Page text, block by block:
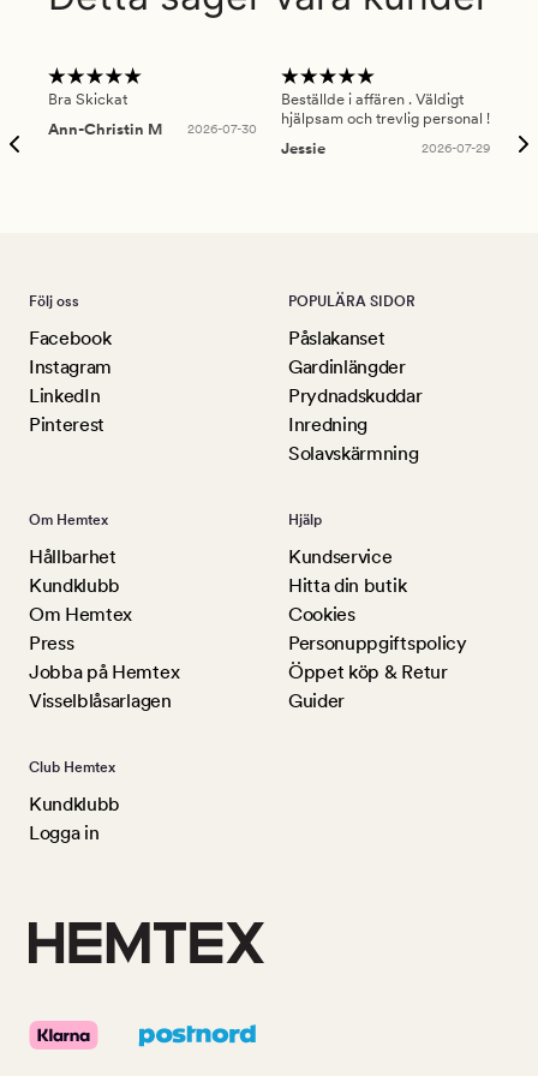
Bra Skickat
Ann-Christin M
2026-07-30
Beställde i affären . Väldigt
hjälpsam och trevlig personal !
Jessie
2026-07-29
Följ oss
Facebook
Instagram
LinkedIn
Pinterest
POPULÄRA SIDOR
Påslakanset
Gardinlängder
Prydnadskuddar
Inredning
Solavskärmning
Om Hemtex
Hållbarhet
Kundklubb
Om Hemtex
Press
Jobba på Hemtex
Visselblåsarlagen
Hjälp
Kundservice
Hitta din butik
Cookies
Personuppgiftspolicy
Öppet köp & Retur
Guider
Club Hemtex
Kundklubb
Logga in